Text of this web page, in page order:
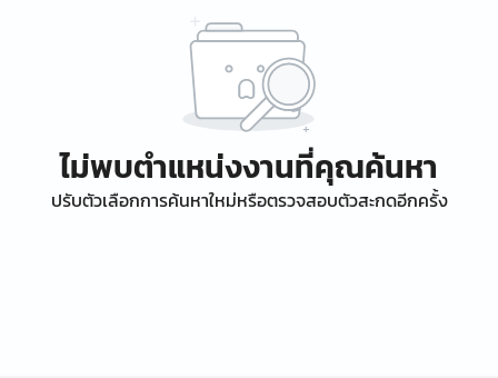
ไม่พบตำแหน่งงานที่คุณค้นหา
ปรับตัวเลือกการค้นหาใหม่หรือตรวจสอบตัวสะกดอีกครั้ง